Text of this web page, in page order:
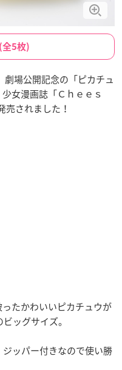
全5枚)
劇場公開記念の「ピカチュ
女漫画誌「Ｃｈｅｅｓ
売されました！
たかわいいピカチュウが
ッグサイズ。
ッパー付きなので使い勝